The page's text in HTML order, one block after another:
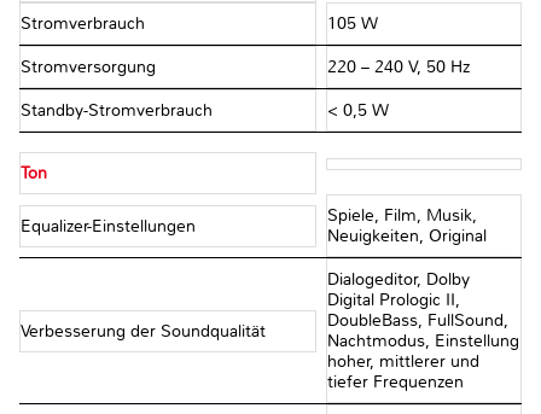
Stromverbrauch 105 W
Stromversorgung 220 – 240 V, 50 Hz
Standby-Stromverbrauch < 0,5 W
Ton
Equalizer-Einstellungen
Spiele, Film, Musik,
Neuigkeiten, Original
Verbesserung der Soundqualität
Dialogeditor, Dolby
Digital Prologic II,
DoubleBass, FullSound,
Nachtmodus, Einstellung
hoher, mittlerer und
tiefer Frequenzen